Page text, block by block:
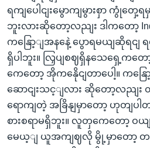
ရကျပေါငျးမွောကျမွားစှာ ကွုံတှေ့ရ
ဘူးလားဆိုတော့လညျး ဒါကတော့
ကနြော့ျအနနေဲ့ ပွောရမယျဆိုရငျ
ရှိပါဘူး။ လြှပျစဈရှိနသေရှေ့ကတ
ကေတော့ အိုကနေိုငျတာပေါ့။ ကနြေ
ဆောငျးသင့ျလား ဆိုတော့လည
ရောကျတဲ့ အခြိနျမှာတော့ ဟုတျပါ
စားစရာမရှိဘူး။ လူတှကေတော့ ဝယျ
မေယ့ျ ယူအကျဈလို မွို့မှာတော့